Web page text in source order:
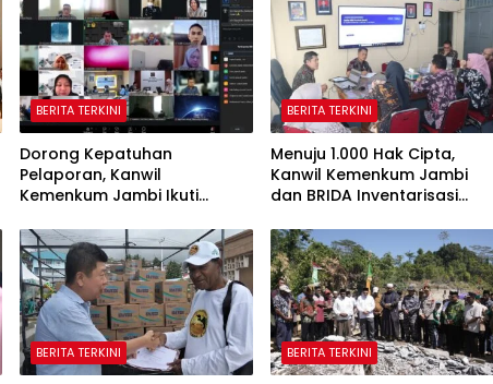
BERITA TERKINI
Dorong Kepatuhan
Pelaporan, Kanwil
Kemenkum Jambi Ikuti
Korporasi Nonaktif Secara
Administratif
BERITA TERKINI
Menuju 1.000 Hak Cipta,
Kanwil Kemenkum Jambi
dan BRIDA Inventarisasi
BERITA TERKINI BERITA TERKINI